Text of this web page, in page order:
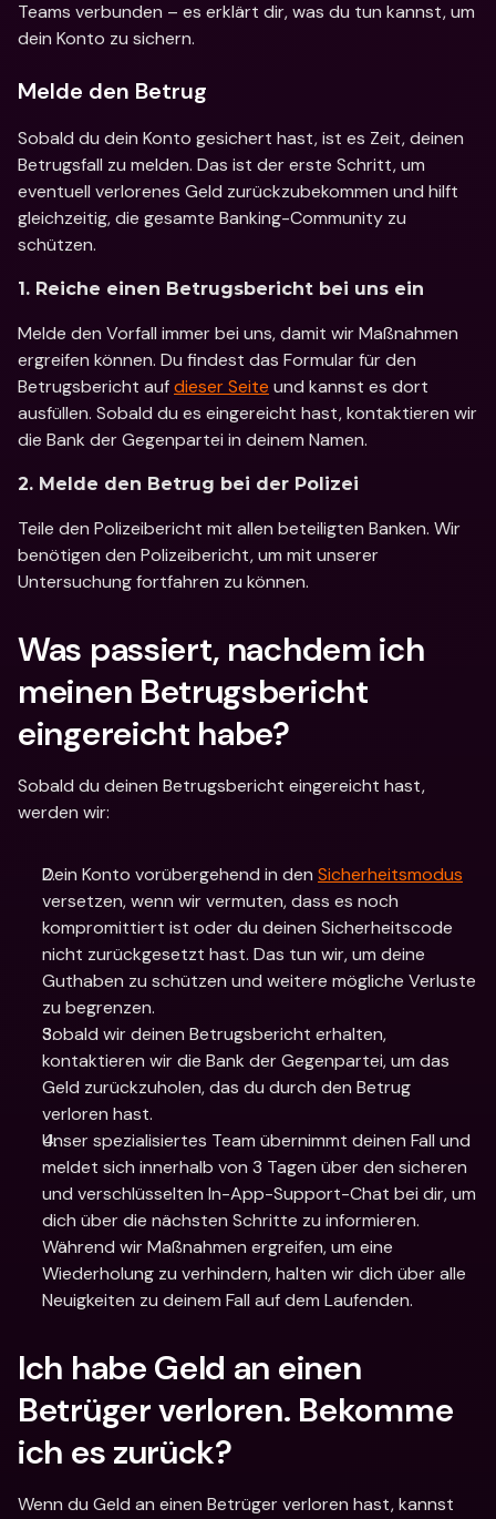
Teams verbunden – es erklärt dir, was du tun kannst, um
dein Konto zu sichern.
Melde den Betrug
Sobald du dein Konto gesichert hast, ist es Zeit, deinen
Betrugsfall zu melden. Das ist der erste Schritt, um
eventuell verlorenes Geld zurückzubekommen und hilft
gleichzeitig, die gesamte Banking-Community zu
schützen.
1. Reiche einen Betrugsbericht bei uns ein
Melde den Vorfall immer bei uns, damit wir Maßnahmen
ergreifen können. Du findest das Formular für den
Betrugsbericht auf dieser Seite und kannst es dort
ausfüllen. Sobald du es eingereicht hast, kontaktieren wir
die Bank der Gegenpartei in deinem Namen.
2. Melde den Betrug bei der Polizei
Teile den Polizeibericht mit allen beteiligten Banken. Wir
benötigen den Polizeibericht, um mit unserer
Untersuchung fortfahren zu können.
Was passiert, nachdem ich
meinen Betrugsbericht
eingereicht habe?
Sobald du deinen Betrugsbericht eingereicht hast,
werden wir:
Dein Konto vorübergehend in den Sicherheitsmodus
versetzen, wenn wir vermuten, dass es noch
kompromittiert ist oder du deinen Sicherheitscode
nicht zurückgesetzt hast. Das tun wir, um deine
Guthaben zu schützen und weitere mögliche Verluste
zu begrenzen.
Sobald wir deinen Betrugsbericht erhalten,
kontaktieren wir die Bank der Gegenpartei, um das
Geld zurückzuholen, das du durch den Betrug
verloren hast.
Unser spezialisiertes Team übernimmt deinen Fall und
meldet sich innerhalb von 3 Tagen über den sicheren
und verschlüsselten In-App-Support-Chat bei dir, um
dich über die nächsten Schritte zu informieren.
Während wir Maßnahmen ergreifen, um eine
Wiederholung zu verhindern, halten wir dich über alle
Neuigkeiten zu deinem Fall auf dem Laufenden.
Ich habe Geld an einen
Betrüger verloren. Bekomme
ich es zurück?
Wenn du Geld an einen Betrüger verloren hast, kannst